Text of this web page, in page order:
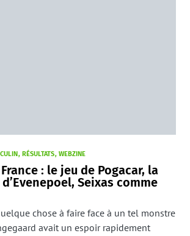
RÉSULTATS WEBZINE
: le jeu de Pogacar, la
Seixas comme
chose à faire face à un tel monstre
avait un espoir rapidement